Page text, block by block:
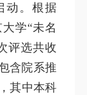
动。根据
学“未名
评选共收
含院系推
其中本科